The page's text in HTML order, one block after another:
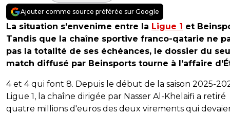
Ajouter comme source préférée sur Google
La situation s'envenime entre la Ligue 1 et
Tandis que la chaîne sportive franco-qatarie ne
pas la totalité de ses échéances, le dossier du
match diffusé par Beinsports tourne à l'affaire
4 et 4 qui font 8. Depuis le début de la saison 2025-
Ligue 1, la chaîne dirigée par Nasser Al-Khelaifi a retiré
quatre millions d'euros des deux virements qui